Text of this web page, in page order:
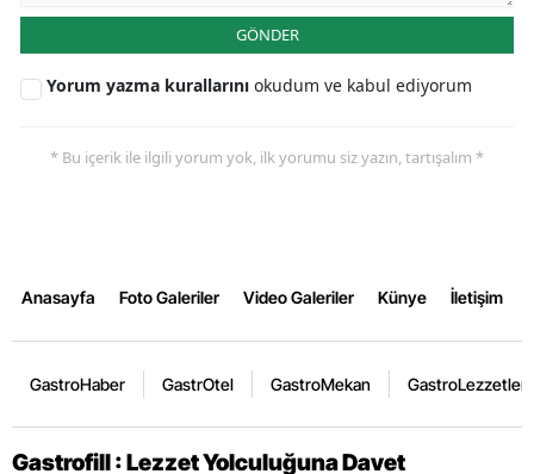
GÖNDER
Yorum yazma kurallarını okudum ve kabul ediyorum
* Bu içerik ile ilgili yorum yok, ilk yorumu siz yazın, tartışalım *
Anasayfa Foto Galeriler Video Galeriler Künye İletişim
GastroHaber GastrOtel GastroMekan GastroLezzetler
Gastrofill : Lezzet Yolculuğuna Davet